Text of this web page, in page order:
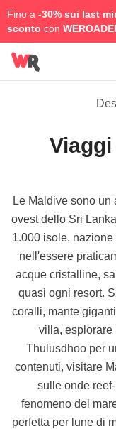
Fino a -30% sui last
sconto con
Le Maldive sono
ovest dello Sri
1.000 isole,
nell'essere
acque cristalline,
quasi ogni resort.
coralli, mante
villa, esplorare
Thulusdhoo per
contenuti, visitare
sulle onde
fenomeno del
perfetta per lune di